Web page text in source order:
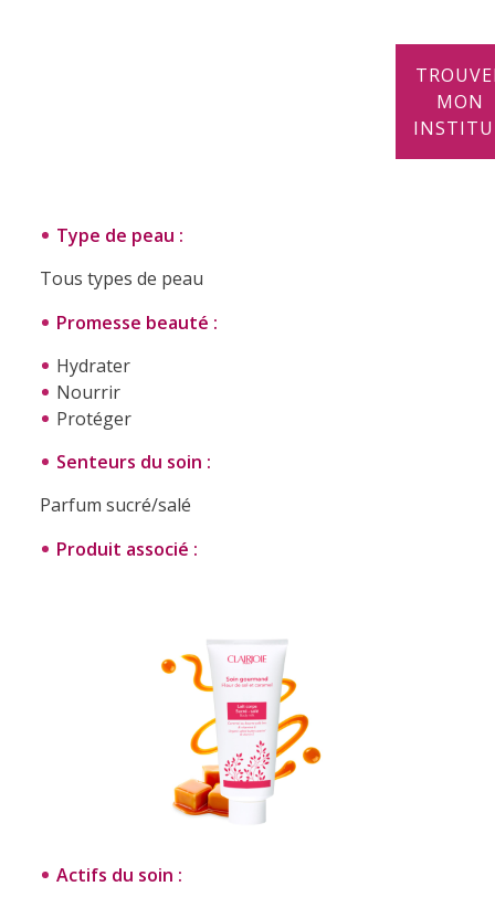
MON
Type de peau :
Tous types de peau
Promesse beauté :
Hydrater
Nourrir
Protéger
Senteurs du soin :
Parfum sucré/salé
Produit associé :
Actifs du soin :